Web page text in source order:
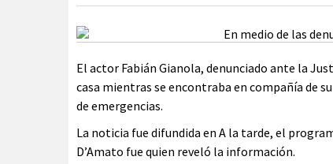
El actor Fabián Gianola, denunciado ante la
casa mientras se encontraba en compañía de
de emergencias.
La noticia fue difundida en A la tarde, el
D’Amato fue quien reveló la información.